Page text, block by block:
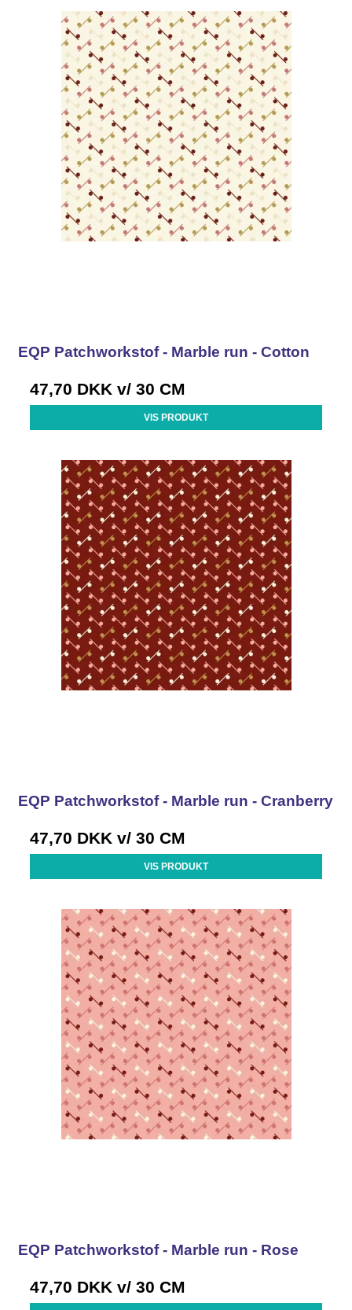
EQP Patchworkstof - Marble run - Cotton
47,70 DKK v/ 30 CM
VIS PRODUKT
EQP Patchworkstof - Marble run - Cranberry
47,70 DKK v/ 30 CM
VIS PRODUKT
EQP Patchworkstof - Marble run - Rose
47,70 DKK v/ 30 CM